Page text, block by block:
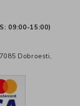
09:00-15:00)
Dobroesti,